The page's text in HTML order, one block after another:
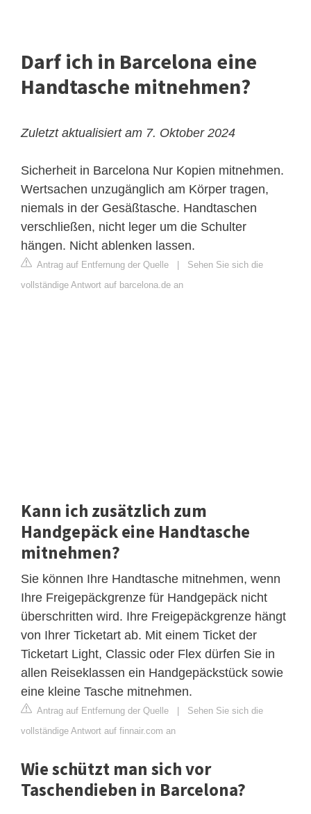
Darf ich in Barcelona eine
Handtasche mitnehmen?
Zuletzt aktualisiert am 7. Oktober 2024
Sicherheit in Barcelona Nur Kopien mitnehmen.
Wertsachen unzugänglich am Körper tragen,
niemals in der Gesäßtasche. Handtaschen
verschließen, nicht leger um die Schulter
hängen. Nicht ablenken lassen.
Antrag auf Entfernung der Quelle
Sehen Sie sich die
vollständige Antwort auf barcelona.de an
Kann ich zusätzlich zum
Handgepäck eine Handtasche
mitnehmen?
Sie können Ihre Handtasche mitnehmen, wenn
Ihre Freigepäckgrenze für Handgepäck nicht
überschritten wird. Ihre Freigepäckgrenze hängt
von Ihrer Ticketart ab. Mit einem Ticket der
Ticketart Light, Classic oder Flex dürfen Sie in
allen Reiseklassen ein Handgepäckstück sowie
eine kleine Tasche mitnehmen.
Antrag auf Entfernung der Quelle
Sehen Sie sich die
vollständige Antwort auf finnair.com an
Wie schützt man sich vor
Taschendieben in Barcelona?